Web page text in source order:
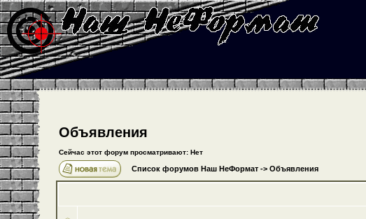
Объявления
Сейчас этот форум просматривают: Нет
Список форумов Наш НеФормат-> Объявления